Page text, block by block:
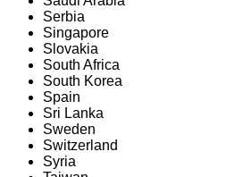
Serbia
Singapore
Slovakia
South Africa
South Korea
Spain
Sri Lanka
Sweden
Switzerland
Syria